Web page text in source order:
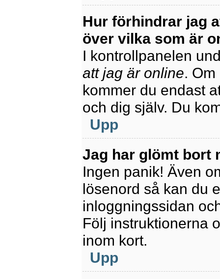
Hur förhindrar jag
över vilka som är
I kontrollpanelen
att jag är online.
kommer du endast
och dig själv. Du
Upp
Jag har glömt bort
Ingen panik! Även
lösenord så kan du
inloggningssidan
Följ instruktionerna
inom kort.
Upp